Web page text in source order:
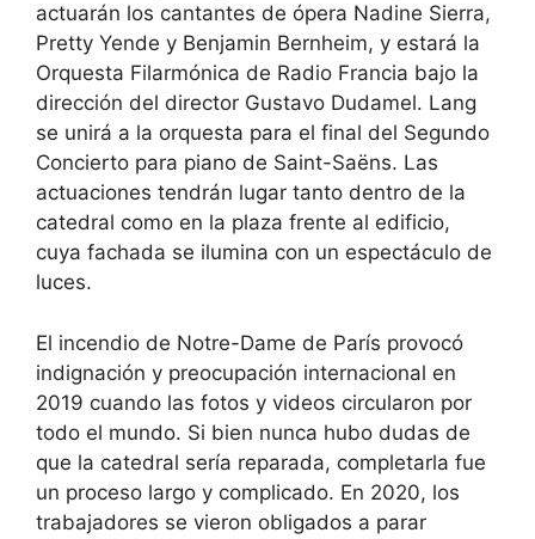
actuarán los cantantes de ópera Nadine Sierra,
Pretty Yende y Benjamin Bernheim, y estará la
Orquesta Filarmónica de Radio Francia bajo la
dirección del director Gustavo Dudamel. Lang
se unirá a la orquesta para el final del Segundo
Concierto para piano de Saint-Saëns. Las
actuaciones tendrán lugar tanto dentro de la
catedral como en la plaza frente al edificio,
cuya fachada se ilumina con un espectáculo de
luces.
El incendio de Notre-Dame de París provocó
indignación y preocupación internacional en
2019 cuando las fotos y videos circularon por
todo el mundo. Si bien nunca hubo dudas de
que la catedral sería reparada, completarla fue
un proceso largo y complicado. En 2020, los
trabajadores se vieron obligados a parar